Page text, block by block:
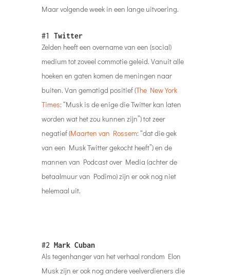
Maar volgende week in een lange uitvoering.
#1 Twitter
Zelden heeft een overname van een (social)
medium tot zoveel commotie geleid. Vanuit alle
hoeken en gaten komen de meningen naar
buiten. Van gematigd positief (The New York
Times: “Musk is de enige die Twitter kan laten
worden wat het zou kunnen zijn”) tot zeer
negatief (Maarten van Rossem: “dat die gek
van een Musk Twitter gekocht heeft”) en de
mannen van Podcast over Media (achter de
betaalmuur van Podimo) zijn er ook nog niet
helemaal uit.
#2 Mark Cuban
Als tegenhanger van het verhaal rondom Elon
Musk zijn er ook nog andere veelverdieners die